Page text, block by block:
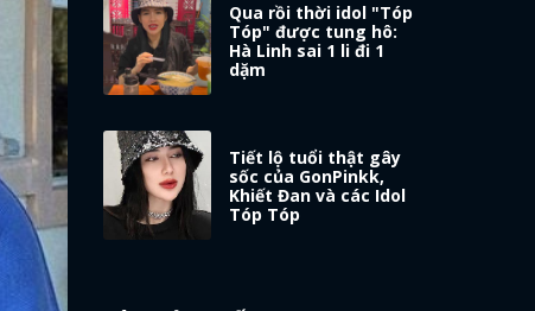
Qua rồi thời idol "Tóp
Tóp" được tung hô:
Hà Linh sai 1 li đi 1
dặm
Tiết lộ tuổi thật gây
sốc của GonPinkk,
Khiết Đan và các Idol
Tóp Tóp